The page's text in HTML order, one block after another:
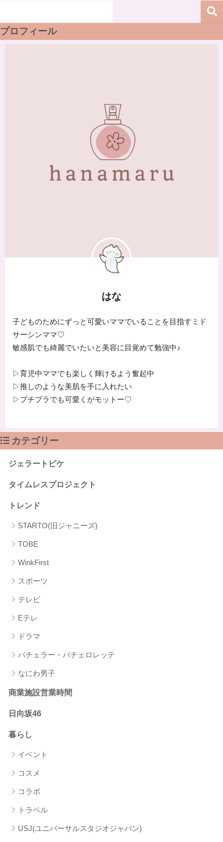
プロフィール
はな
子どものためにずっと可愛いママでいることを目指すミド
サーシンママ♡
敏感肌でも綺麗でいたいと美容に目覚めて勉強中♪
▷育児中ママでも楽しく輝けるよう奮起中
▷推しのような美肌を手に入れたい
▷プチプラでも可愛くがモットー♡
カテゴリー
ジェラートピケ
タイムレスプロジェクト
トレンド
STARTO(旧ジャニーズ)
TOBE
WinkFirst
スポーツ
テレビ
Eテレ
ドラマ
バチェラー・バチェロレッテ
なにわ男子
商業施設営業時間
日向坂46
暮らし
イベント
コスメ
コラボ
トラベル
USJ(ユニバーサルスタジオジャパン)